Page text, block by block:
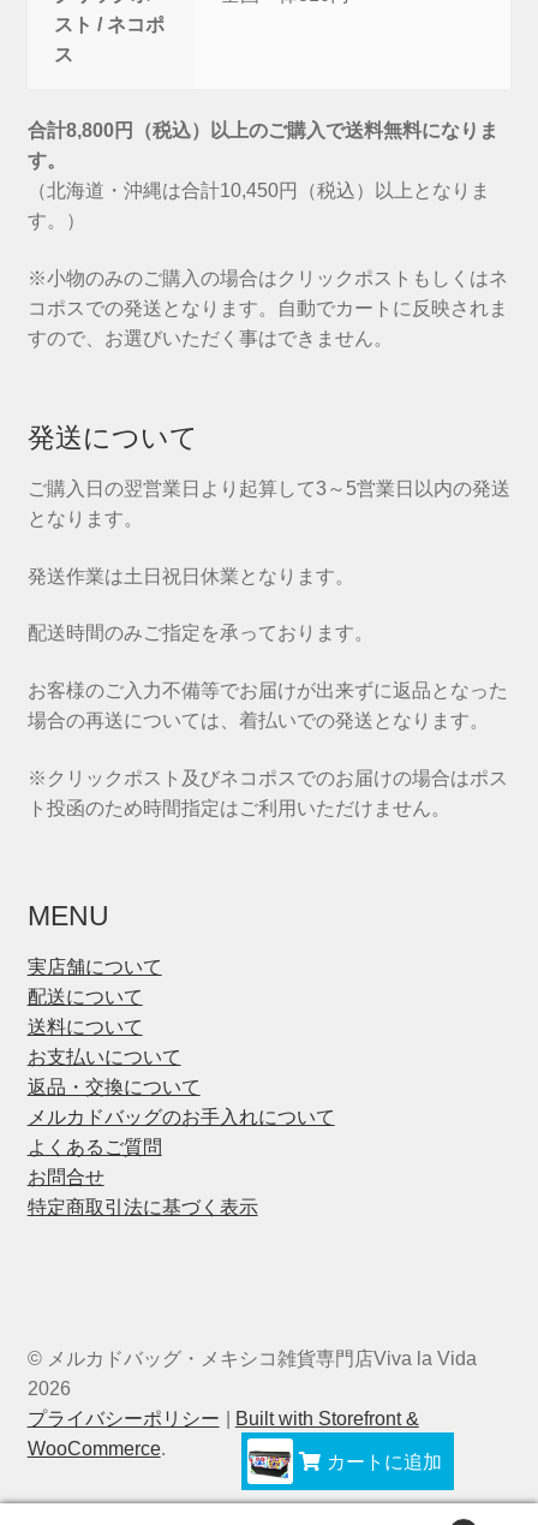
カートに追加
スト / ネコポ
ス
合計8,800円（税込）以上のご購入で送料無料になりま
す。
（北海道・沖縄は合計10,450円（税込）以上となりま
す。）
※小物のみのご購入の場合はクリックポストもしくはネ
コポスでの発送となります。自動でカートに反映されま
すので、お選びいただく事はできません。
発送について
ご購入日の翌営業日より起算して3～5営業日以内の発送
となります。
発送作業は土日祝日休業となります。
配送時間のみご指定を承っております。
お客様のご入力不備等でお届けが出来ずに返品となった
場合の再送については、着払いでの発送となります。
※クリックポスト及びネコポスでのお届けの場合はポス
ト投函のため時間指定はご利用いただけません。
MENU
実店舗について
配送について
送料について
お支払いについて
返品・交換について
メルカドバッグのお手入れについて
よくあるご質問
お問合せ
特定商取引法に基づく表示
© メルカドバッグ・メキシコ雑貨専門店Viva la Vida
2026
プライバシーポリシー
Built with Storefront &
WooCommerce.